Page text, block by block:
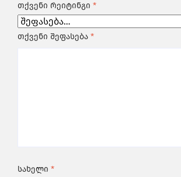
თქვენი რეიტინგი *
თქვენი შეფასება *
სახელი *